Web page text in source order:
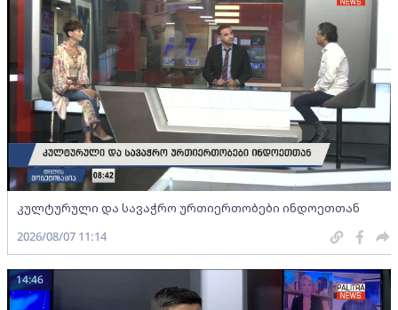
კულტურული და სავაჭრო ურთიერთობები ინდოეთთან
2026/08/07 11:14
14:46